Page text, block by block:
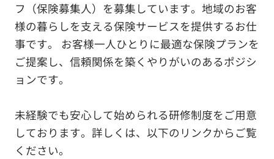
フ（保険募集人）を募集しています。地域のお客
様の暮らしを支える保険サービスを提供するお仕
事です。 お客様一人ひとりに最適な保険プランを
ご提案し、信頼関係を築くやりがいのあるポジシ
ョンです。
未経験でも安心して始められる研修制度をご用意
しております。詳しくは、以下のリンクからご覧
ください。